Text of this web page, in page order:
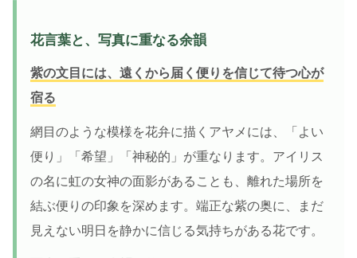
花言葉と、写真に重なる余韻
紫の文目には、遠くから届く便りを信じて待つ心が
宿る
網目のような模様を花弁に描くアヤメには、「よい
便り」「希望」「神秘的」が重なります。アイリス
の名に虹の女神の面影があることも、離れた場所を
結ぶ便りの印象を深めます。端正な紫の奥に、まだ
見えない明日を静かに信じる気持ちがある花です。